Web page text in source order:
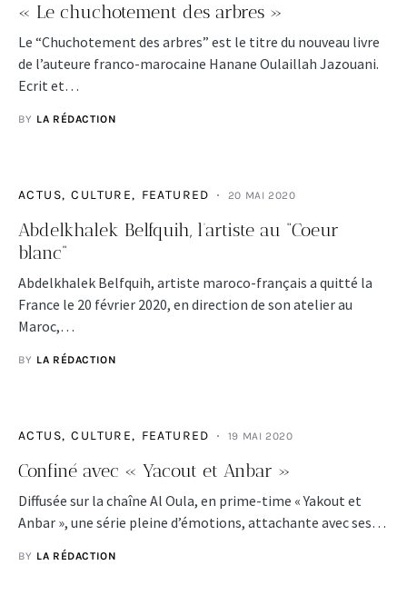
« Le chuchotement des arbres »
Le “Chuchotement des arbres” est le titre du nouveau livre
de l’auteure franco-marocaine Hanane Oulaillah Jazouani.
Ecrit et…
BY LA RÉDACTION
ACTUS CULTURE FEATURED 20 MAI 2020
Abdelkhalek Belfquih, l’artiste au “Coeur
blanc”
Abdelkhalek Belfquih, artiste maroco-français a quitté la
France le 20 février 2020, en direction de son atelier au
Maroc,…
BY LA RÉDACTION
ACTUS CULTURE FEATURED 19 MAI 2020
Confiné avec « Yacout et Anbar »
Diffusée sur la chaîne Al Oula, en prime-time « Yakout et
Anbar », une série pleine d’émotions, attachante avec ses…
BY LA RÉDACTION